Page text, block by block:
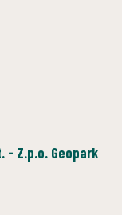
- Z.p.o. Geopark